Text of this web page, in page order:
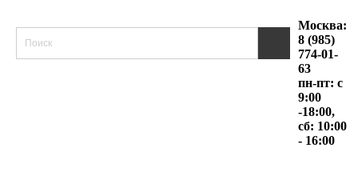
Москва:
8 (985)
774-01-
63
пн-пт: с
9:00
-18:00,
сб: 10:00
- 16:00